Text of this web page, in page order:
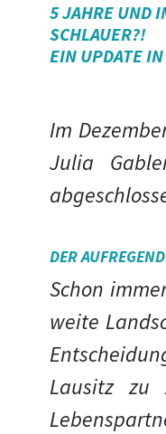
5 JAHRE UND
SCHLAUER?!
EIN UPDATE
Im
Julia
DER
Schon
weite
Lausitz zu